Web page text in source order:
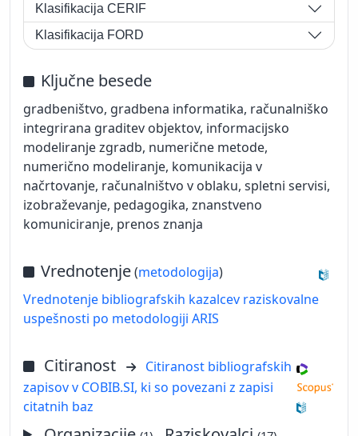
Klasifikacija CERIF
Klasifikacija FORD
Ključne besede
gradbeništvo, gradbena informatika, računalniško
integrirana graditev objektov, informacijsko
modeliranje zgradb, numerične metode,
numerično modeliranje, komunikacija v
načrtovanje, računalništvo v oblaku, spletni servisi,
izobraževanje, pedagogika, znanstveno
komuniciranje, prenos znanja
Vrednotenje(metodologija)
Vrednotenje bibliografskih kazalcev raziskovalne
uspešnosti po metodologiji ARIS
Citiranost
Citiranost bibliografskih
zapisov v COBIB.SI, ki so povezani z zapisi
citatnih baz